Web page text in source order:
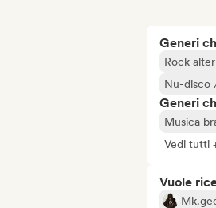
Generi
Rock
Nu-disco
Generi
Musica
Vedi tutti
Vuole